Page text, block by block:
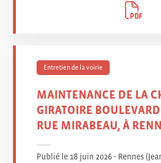
Entretien de la voirie
MAINTENANCE DE LA
GIRATOIRE
RUE MIRABEAU, À
Publié le 18 juin 2026 - Rennes